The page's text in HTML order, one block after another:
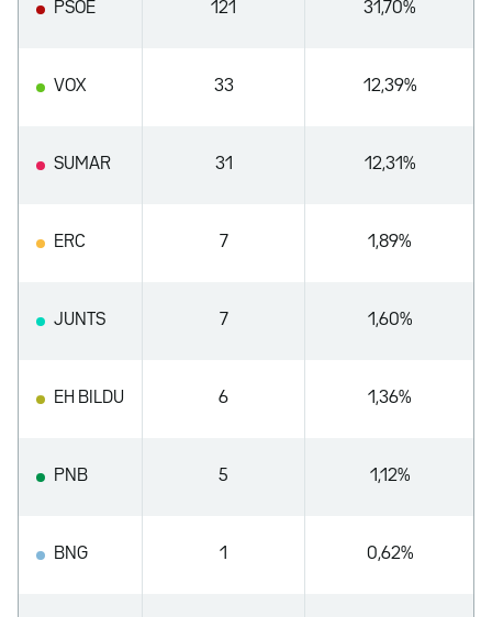
PSOE 121 31,70%
VOX 33 12,39%
SUMAR 31 12,31%
ERC 7 1,89%
JUNTS 7 1,60%
EH BILDU 6 1,36%
PNB 5 1,12%
BNG 1 0,62%